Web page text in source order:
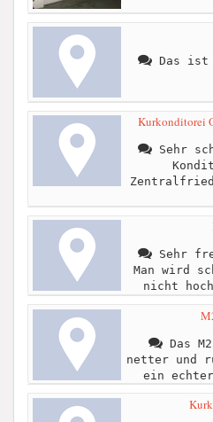
Das ist
Kurkonditorei
Sehr
Sehr
Man wird
nicht
Das
netter und
ein